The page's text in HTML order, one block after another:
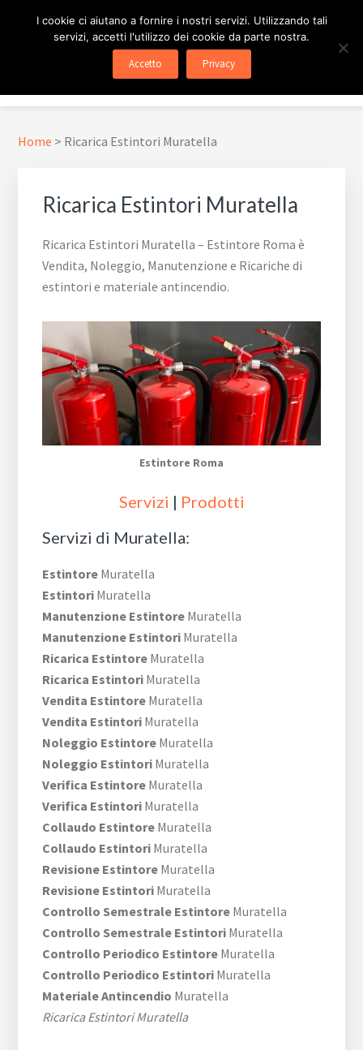
pagina
ESTINTORE ROMA
In Tutta Roma E Provincia
Menu
Home > Ricarica Estintori Muratella
Ricarica Estintori Muratella
Ricarica Estintori Muratella – Estintore Roma è
Vendita, Noleggio, Manutenzione e Ricariche di
estintori e materiale antincendio.
Estintore Roma
Servizi | Prodotti
Servizi di Muratella:
Estintore Muratella
Estintori Muratella
Manutenzione Estintore Muratella
Manutenzione Estintori Muratella
Ricarica Estintore Muratella
Ricarica Estintori Muratella
Vendita Estintore Muratella
Vendita Estintori Muratella
Noleggio Estintore Muratella
Noleggio Estintori Muratella
Verifica Estintore Muratella
Verifica Estintori Muratella
Collaudo Estintore Muratella
Collaudo Estintori Muratella
Revisione Estintore Muratella
Revisione Estintori Muratella
Controllo Semestrale Estintore Muratella
Controllo Semestrale Estintori Muratella
Controllo Periodico Estintore Muratella
Controllo Periodico Estintori Muratella
Materiale Antincendio Muratella
Ricarica Estintori Muratella
I cookie ci aiutano a fornire i nostri servizi. Utilizzando tali
servizi, accetti l'utilizzo dei cookie da parte nostra.
Accetto Privacy